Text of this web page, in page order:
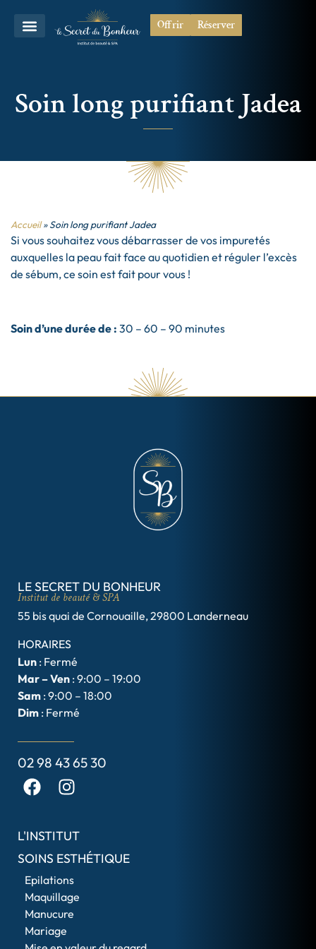
Offrir Réserver
Soin long purifiant Jadea
Accueil»Soin long purifiant Jadea
Si vous souhaitez vous débarrasser de vos impuretés
auxquelles la peau fait face au quotidien et réguler l’excès
de sébum, ce soin est fait pour vous !
Soin d’une durée de : 30 – 60 – 90 minutes
LE SECRET DU BONHEUR
Institut de beauté & SPA
55 bis quai de Cornouaille, 29800 Landerneau
HORAIRES
Lun : Fermé
Mar – Ven : 9:00 – 19:00
Sam : 9:00 – 18:00
Dim : Fermé
02 98 43 65 30
L'INSTITUT
SOINS ESTHÉTIQUE
Epilations
Maquillage
Manucure
Mariage